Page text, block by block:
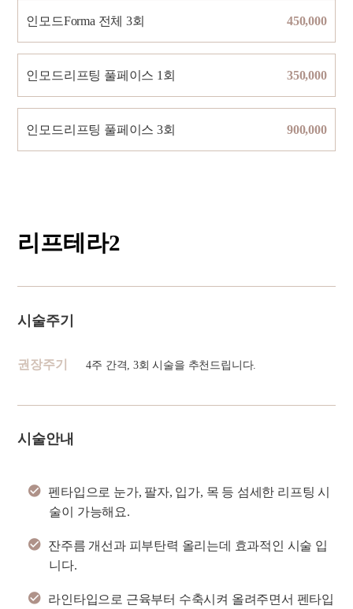
인모드Forma 전체 3회 450,000
인모드리프팅 풀페이스 1회 350,000
인모드리프팅 풀페이스 3회 900,000
리프테라2
시술주기
권장주기 4주 간격, 3회 시술을 추천드립니다.
시술안내
펜타입으로 눈가, 팔자, 입가, 목 등 섬세한 리프팅 시
술이 가능해요.
잔주름 개선과 피부탄력 올리는데 효과적인 시술 입
니다.
라인타입으로 근육부터 수축시켜 올려주면서 펜타입